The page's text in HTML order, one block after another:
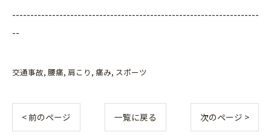
--------------------------------------------------------------------
--
交通事故 腰痛 肩こり 痛み スポーツ
< 前のページ 一覧に戻る 次のページ >